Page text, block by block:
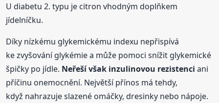
U diabetu 2. typu je citron vhodným doplňkem
jídelníčku.
Díky nízkému glykemickému indexu nepřispívá
ke zvyšování glykémie a může pomoci snížit glykemické
špičky po jídle. Neřeší však inzulinovou rezistenci ani
příčinu onemocnění. Největší přínos má tehdy,
když nahrazuje slazené omáčky, dresinky nebo nápoje.